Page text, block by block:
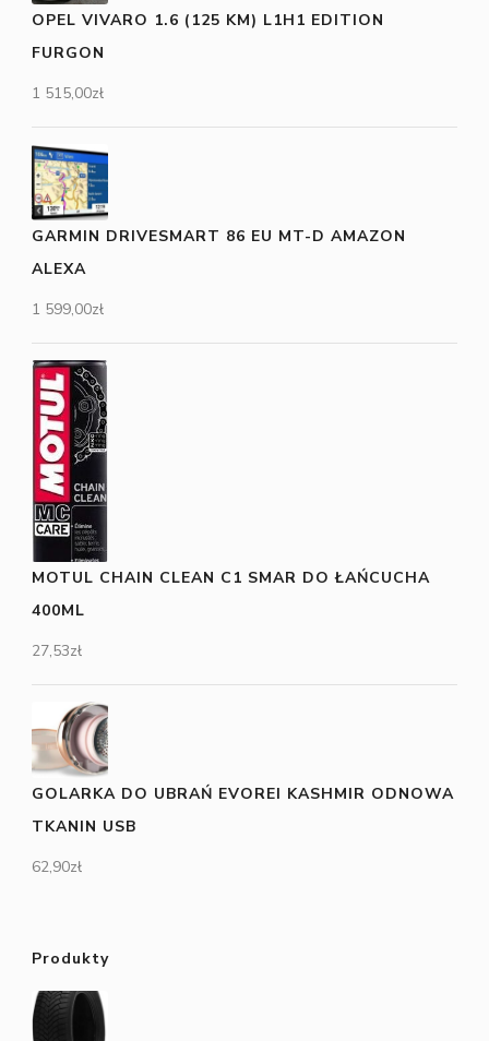
OPEL VIVARO 1.6 (125 KM) L1H1 EDITION
FURGON
1 515,00zł
GARMIN DRIVESMART 86 EU MT-D AMAZON
ALEXA
1 599,00zł
MOTUL CHAIN CLEAN C1 SMAR DO ŁAŃCUCHA
400ML
27,53zł
GOLARKA DO UBRAŃ EVOREI KASHMIR ODNOWA
TKANIN USB
62,90zł
Produkty